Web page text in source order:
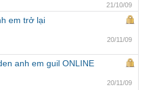
21/10/09
em trở lại
20/11/09
anh em guil ONLINE
20/11/09